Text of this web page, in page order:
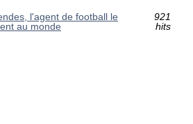
l'agent de football le
au monde
921
hits